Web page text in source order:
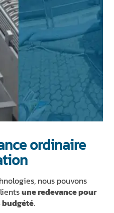
ordinaire
nous pouvons
une redevance pour
budgété.